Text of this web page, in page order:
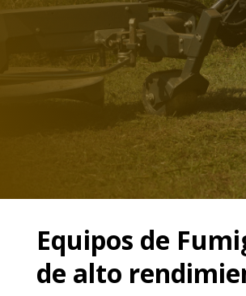
Equipos de
de alto